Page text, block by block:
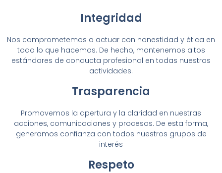
Integridad
Nos comprometemos a actuar con honestidad y ética en
todo lo que hacemos. De hecho, mantenemos altos
estándares de conducta profesional en todas nuestras
actividades.
Trasparencia
Promovemos la apertura y la claridad en nuestras
acciones, comunicaciones y procesos. De esta forma,
generamos confianza con todos nuestros grupos de
interés
Respeto